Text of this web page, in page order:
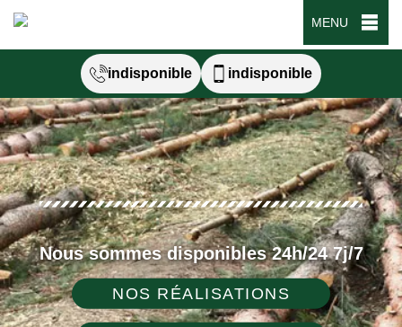
MENU
indisponible indisponible
Nous sommes disponibles 24h/24 7j/7
NOS RÉALISATIONS